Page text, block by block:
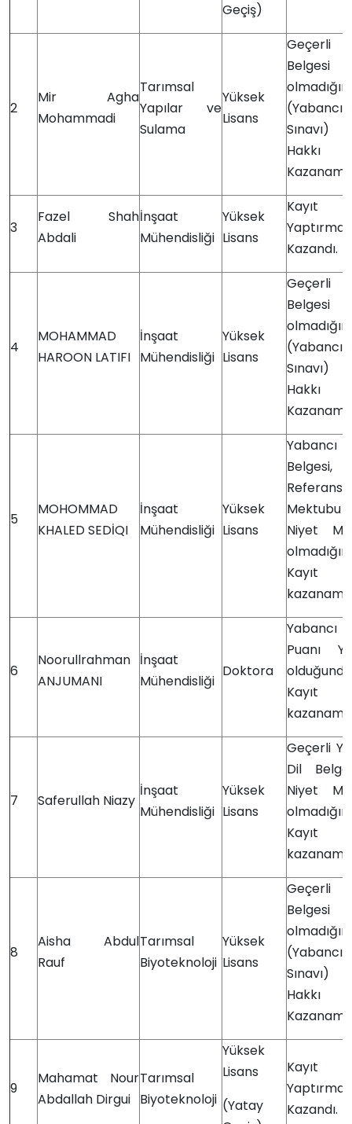
Geçiş)
2
Mir Agha
Mohammadi
Tarımsal
Yapılar ve
Sulama
Yüksek
Lisans
Belgesi
Sınavı)
Hakkı
3
Fazel Shah
Abdali
İnşaat
Mühendisliği
Yüksek
Lisans
Kayıt
Kazandı.
4
MOHAMMAD
HAROON LATIFI
İnşaat
Mühendisliği
Yüksek
Lisans
Belgesi
Sınavı)
Hakkı
5
MOHOMMAD
KHALED SEDİQI
İnşaat
Mühendisliği
Yüksek
Lisans
Belgesi,
Referans
Niyet
Kayıt
6
Noorullrahman
ANJUMANI
İnşaat
Mühendisliği
Doktora
Puanı
Kayıt
7 Saferullah Niazy
İnşaat
Mühendisliği
Yüksek
Lisans
Geçerli
Dil
Niyet
Kayıt
8
Aisha Abdul
Rauf
Tarımsal
Biyoteknoloji
Yüksek
Lisans
Belgesi
Sınavı)
Hakkı
9
Mahamat Nour
Abdallah Dirgui
Tarımsal
Biyoteknoloji
Yüksek
Lisans
(Yatay
Kayıt
Kazandı.